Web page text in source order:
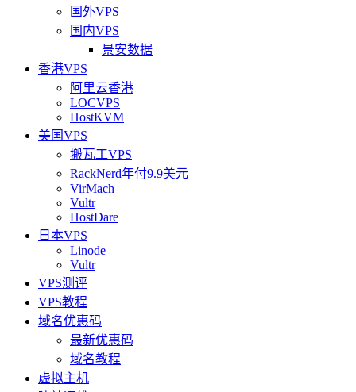
国外VPS
国内VPS
景安数据
香港VPS
阿里云香港
LOCVPS
HostKVM
美国VPS
搬瓦工VPS
RackNerd年付9.9美元
VirMach
Vultr
HostDare
日本VPS
Linode
Vultr
VPS测评
VPS教程
域名优惠码
最新优惠码
域名教程
虚拟主机